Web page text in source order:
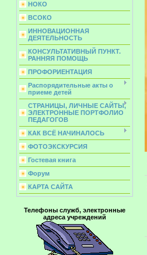
НОКО
ВСОКО
ИННОВАЦИОННАЯ
ДЕЯТЕЛЬНОСТЬ
КОНСУЛЬТАТИВНЫЙ ПУНКТ.
РАННЯЯ ПОМОЩЬ
ПРОФОРИЕНТАЦИЯ
Распорядительные акты о
приеме детей
СТРАНИЦЫ, ЛИЧНЫЕ САЙТЫ,
ЭЛЕКТРОННЫЕ ПОРТФОЛИО
ПЕДАГОГОВ
КАК ВСЁ НАЧИНАЛОСЬ
ФОТОЭКСКУРСИЯ
Гостевая книга
Форум
КАРТА САЙТА
Телефоны служб, электронные
адреса учреждений